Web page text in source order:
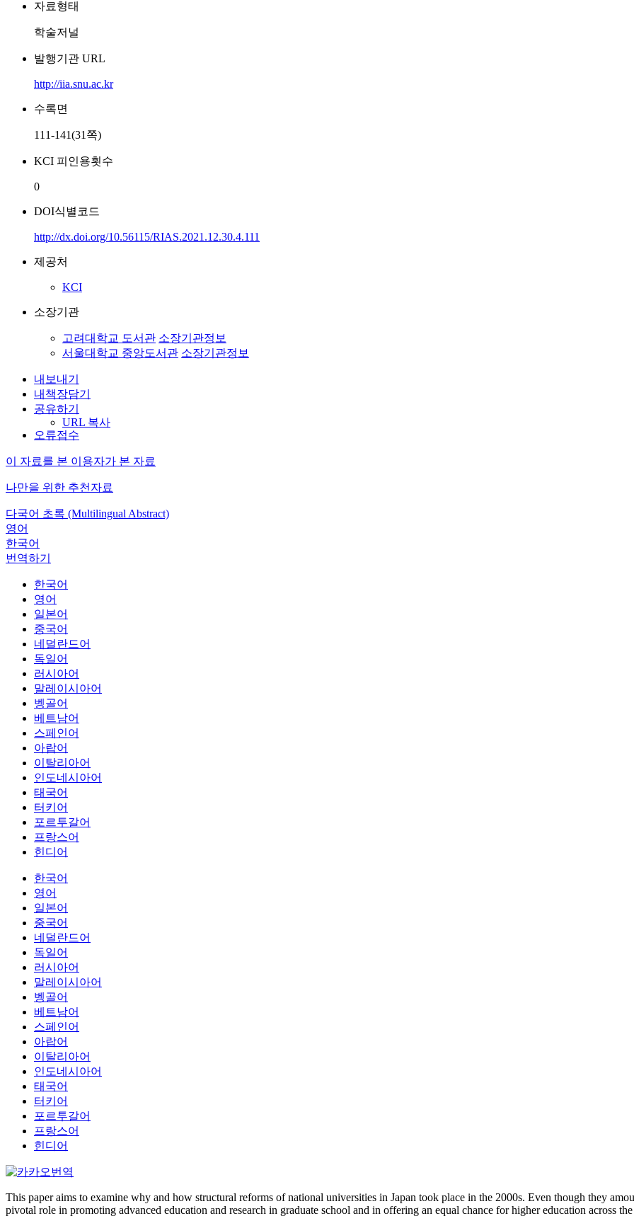
자료형태
학술저널
발행기관 URL
http://iia.snu.ac.kr
수록면
111-141(31쪽)
KCI 피인용횟수
0
DOI식별코드
http://dx.doi.org/10.56115/RIAS.2021.12.30.4.111
제공처
KCI
소장기관
고려대학교 도서관 소장기관정보
서울대학교 중앙도서관 소장기관정보
내보내기
내책장담기
공유하기
URL 복사
오류접수
이 자료를 본 이용자가 본 자료
나만을 위한 추천자료
다국어 초록 (Multilingual Abstract)
영어
한국어
번역하기
한국어
영어
일본어
중국어
네덜란드어
독일어
러시아어
말레이시아어
벵골어
베트남어
스페인어
아랍어
이탈리아어
인도네시아어
태국어
터키어
포르투갈어
프랑스어
힌디어
한국어
영어
일본어
중국어
네덜란드어
독일어
러시아어
말레이시아어
벵골어
베트남어
스페인어
아랍어
이탈리아어
인도네시아어
태국어
터키어
포르투갈어
프랑스어
힌디어
This paper aims to examine why and how structural reforms of national universities in Japan took place in the 2000s. Even though they
pivotal role in promoting advanced education and research in graduate school and in offering an equal chance for higher education across